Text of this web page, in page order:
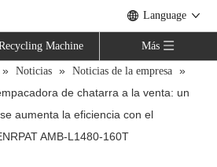
Language
Machine Más
» Noticias » Noticias de la empresa »
de chatarra a la venta: un
aumenta la eficiencia con el
AMB-L1480-160T